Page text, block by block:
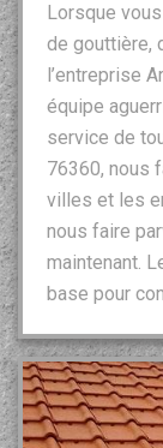
Lorsque
de gouttière,
l’entreprise
équipe
service de
76360, nous
villes et les
nous faire
maintenant.
base pour